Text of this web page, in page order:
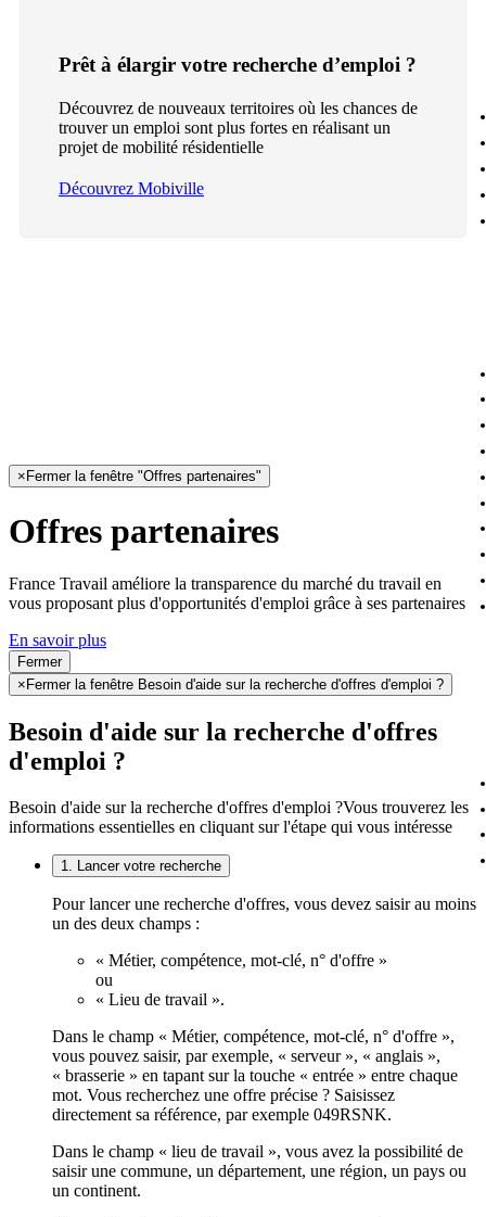
Prêt à élargir votre recherche d’emploi ?
Découvrez de nouveaux territoires où les chances de
trouver un emploi sont plus fortes en réalisant un
projet de mobilité résidentielle
Découvrez Mobiville
× Fermer la fenêtre "Offres partenaires"
Offres partenaires
France Travail améliore la transparence du marché du travail en
vous proposant plus d'opportunités d'emploi grâce à ses partenaires
En savoir plus
Fermer
× Fermer la fenêtre Besoin d'aide sur la recherche d'offres d'emploi ?
Besoin d'aide sur la recherche d'offres
d'emploi ?
Besoin d'aide sur la recherche d'offres d'emploi ?Vous trouverez les
informations essentielles en cliquant sur l'étape qui vous intéresse
1. Lancer votre recherche
Pour lancer une recherche d'offres, vous devez saisir au moins
un des deux champs :
« Métier, compétence, mot-clé, n° d'offre »
ou
« Lieu de travail ».
Dans le champ « Métier, compétence, mot-clé, n° d'offre »,
vous pouvez saisir, par exemple, « serveur », « anglais »,
« brasserie » en tapant sur la touche « entrée » entre chaque
mot. Vous recherchez une offre précise ? Saisissez
directement sa référence, par exemple 049RSNK.
Dans le champ « lieu de travail », vous avez la possibilité de
saisir une commune, un département, une région, un pays ou
un continent.